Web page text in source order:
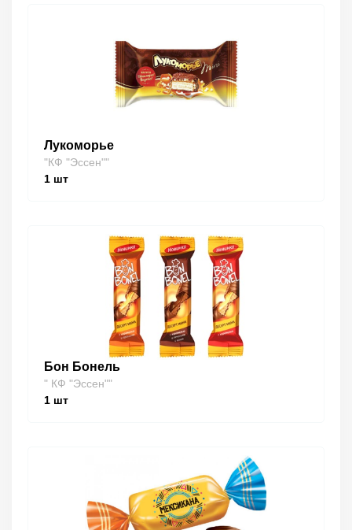
Лукоморье
"КФ "Эссен""
1 шт
Бон Бонель
" КФ "Эссен""
1 шт